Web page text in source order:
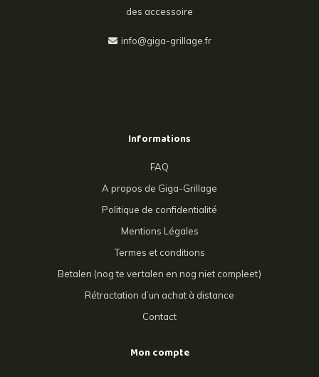
des accessoire
info@giga-grillage.fr
Informations
FAQ
A propos de Giga-Grillage
Politique de confidentialité
Mentions Légales
Termes et conditions
Betalen (nog te vertalen en nog niet compleet)
Rétractation d’un achat à distance
Contact
Mon compte